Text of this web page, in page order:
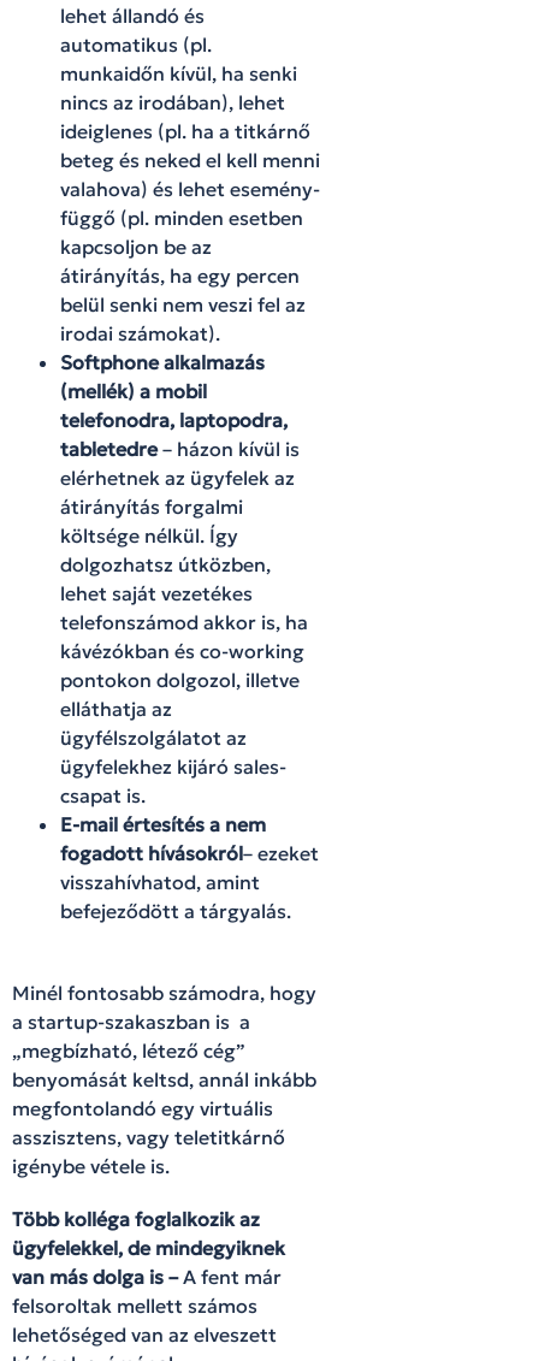
lehet állandó és
automatikus (pl.
munkaidőn kívül, ha senki
nincs az irodában), lehet
ideiglenes (pl. ha a titkárnő
beteg és neked el kell menni
valahova) és lehet esemény-
függő (pl. minden esetben
kapcsoljon be az
átirányítás, ha egy percen
belül senki nem veszi fel az
irodai számokat).
Softphone alkalmazás
(mellék) a mobil
telefonodra, laptopodra,
tabletedre– házon kívül is
elérhetnek az ügyfelek az
átirányítás forgalmi
költsége nélkül. Így
dolgozhatsz útközben,
lehet saját vezetékes
telefonszámod akkor is, ha
kávézókban és co-working
pontokon dolgozol, illetve
elláthatja az
ügyfélszolgálatot az
ügyfelekhez kijáró sales-
csapat is.
E-mail értesítés a nem
fogadott hívásokról– ezeket
visszahívhatod, amint
befejeződött a tárgyalás.
Minél fontosabb számodra, hogy
a startup-szakaszban is a
„megbízható, létező cég”
benyomását keltsd, annál inkább
megfontolandó egy virtuális
asszisztens, vagy teletitkárnő
igénybe vétele is.
Több kolléga foglalkozik az
ügyfelekkel, de mindegyiknek
van más dolga is –A fent már
felsoroltak mellett számos
lehetőséged van az elveszett